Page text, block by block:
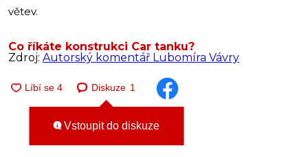
větev.
Co říkáte konstrukci Car tanku?
Zdroj: Autorský komentář Lubomíra Vávry
Diskuze 1
Vstoupit do diskuze